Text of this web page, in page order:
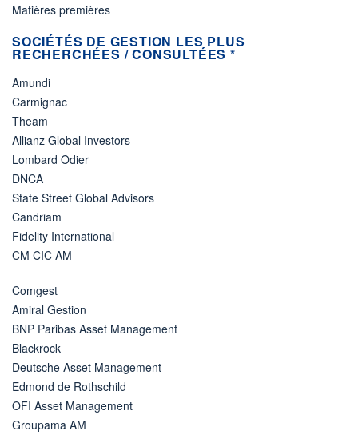
Matières premières
SOCIÉTÉS DE GESTION LES PLUS
RECHERCHÉES / CONSULTÉES *
Amundi
Carmignac
Theam
Allianz Global Investors
Lombard Odier
DNCA
State Street Global Advisors
Candriam
Fidelity International
CM CIC AM
Comgest
Amiral Gestion
BNP Paribas Asset Management
Blackrock
Deutsche Asset Management
Edmond de Rothschild
OFI Asset Management
Groupama AM